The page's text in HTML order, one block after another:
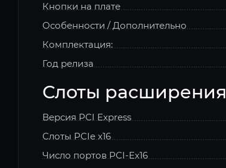
Кнопки на плате
Особенности / Дополнительно
Комплектация:
Год релиза
Слоты расширения
Версия PCI Express
Слоты PCIe x16
Число портов PCI-Ex16